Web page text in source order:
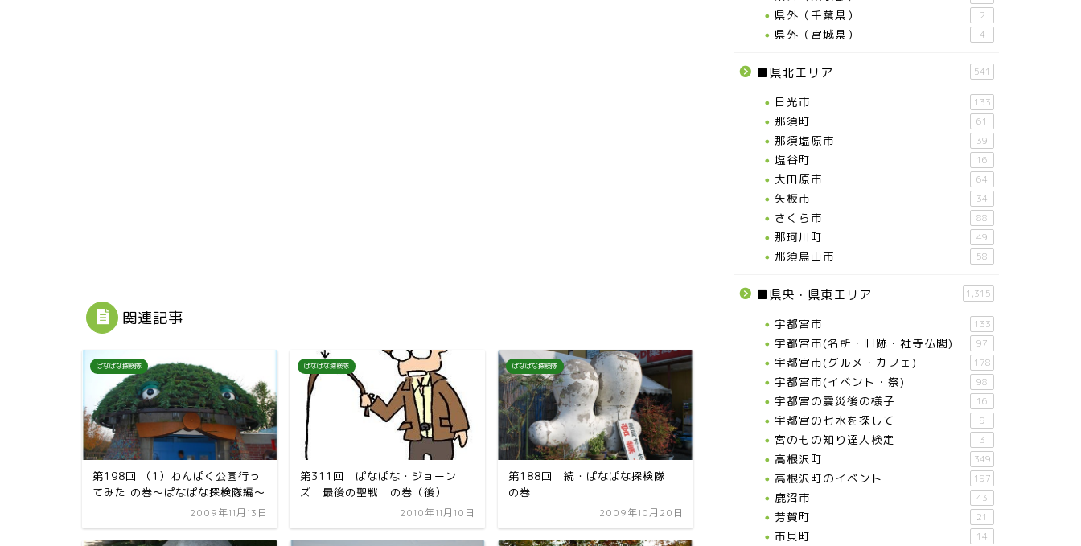
関連記事
ぱなぱな探検隊
第198回 （1）わんぱく公園行っ
てみた の巻〜ぱなぱな探検隊編〜
2009年11月13日
ぱなぱな探検隊
第311回 ぱなぱな・ジョーン
ズ 最後の聖戦 の巻（後）
2010年11月10日
ぱなぱな探検隊
第188回 続・ぱなぱな探検隊
の巻
2009年10月20日
県外（千葉県） 2
県外（宮城県） 4
■県北エリア 541
日光市 133
那須町 61
那須塩原市 39
塩谷町 16
大田原市 64
矢板市 34
さくら市 88
那珂川町 49
那須烏山市 58
■県央・県東エリア 1,315
宇都宮市 133
宇都宮市(名所・旧跡・社寺仏閣) 97
宇都宮市(グルメ・カフェ) 178
宇都宮市(イベント・祭) 98
宇都宮の震災後の様子 16
宇都宮の七水を探して 9
宮のもの知り達人検定 3
高根沢町 349
高根沢町のイベント 197
鹿沼市 43
芳賀町 21
市貝町 14